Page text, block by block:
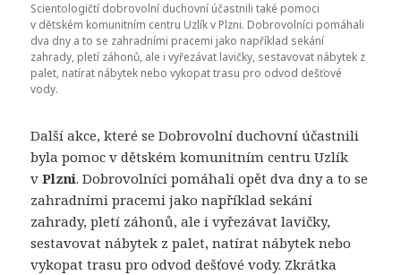
Scientologičtí dobrovolní duchovní účastnili také pomoci
v dětském komunitním centru Uzlík v Plzni. Dobrovolníci pomáhali
dva dny a to se zahradními pracemi jako například sekání
zahrady, pletí záhonů, ale i vyřezávat lavičky, sestavovat nábytek z
palet, natírat nábytek nebo vykopat trasu pro odvod dešťové
vody.
Další akce, které se Dobrovolní duchovní účastnili
byla pomoc v dětském komunitním centru Uzlík
vPlzni. Dobrovolníci pomáhali opět dva dny a to se
zahradními pracemi jako například sekání
zahrady, pletí záhonů, ale i vyřezávat lavičky,
sestavovat nábytek z palet, natírat nábytek nebo
vykopat trasu pro odvod dešťové vody. Zkrátka